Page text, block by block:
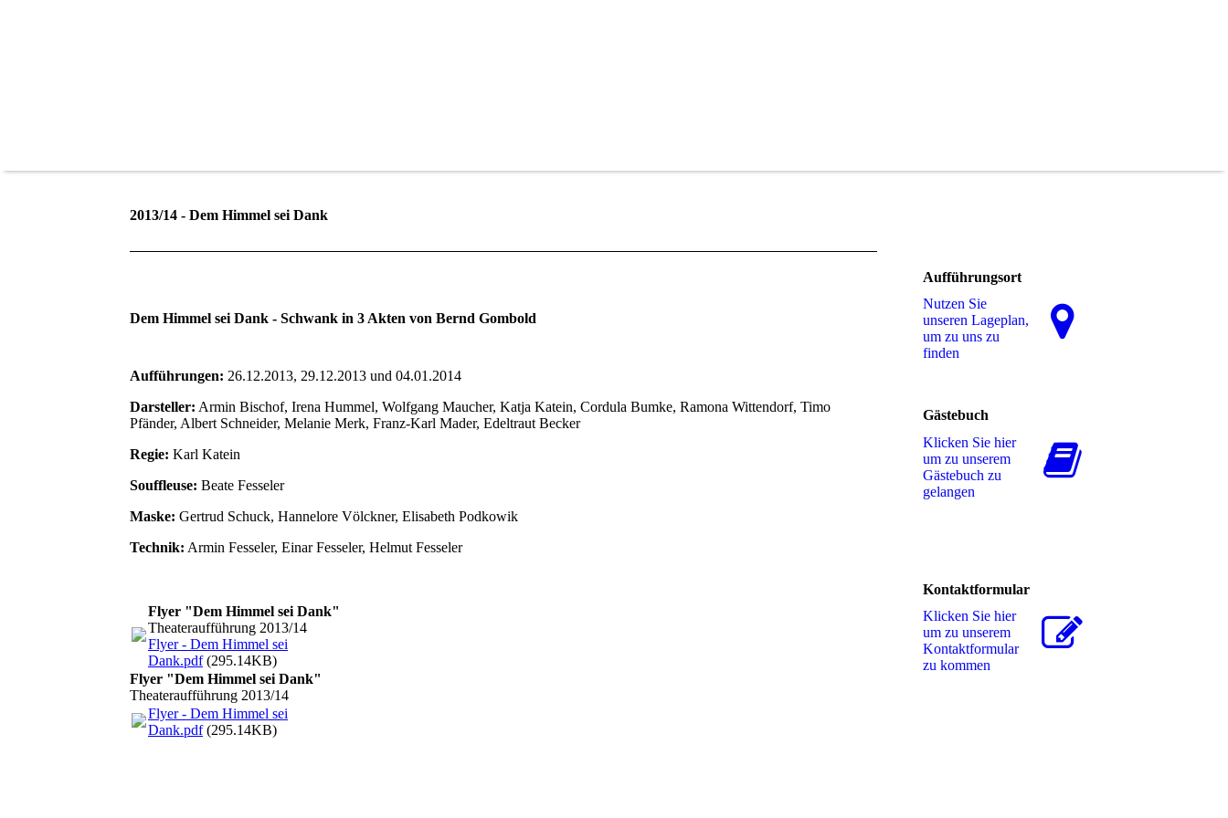
2013/14 - Dem Himmel sei Dank
Dem Himmel sei Dank - Schwank in 3 Akten von Bernd Gombold
Aufführungen: 26.12.2013, 29.12.2013 und 04.01.2014
Darsteller: Armin Bischof, Irena Hummel, Wolfgang Maucher, Katja Katein, Cordula Bumke, Ramona Wittendorf, Timo
Pfänder, Albert Schneider, Melanie Merk, Franz-Karl Mader, Edeltraut Becker
Regie: Karl Katein
Souffleuse: Beate Fesseler
Maske: Gertrud Schuck, Hannelore Völckner, Elisabeth Podkowik
Technik: Armin Fesseler, Einar Fesseler, Helmut Fesseler
Flyer "Dem Himmel sei Dank"
Theateraufführung 2013/14
Flyer - Dem Himmel sei
Dank.pdf(295.14KB)
Flyer "Dem Himmel sei Dank"
Theateraufführung 2013/14
Flyer - Dem Himmel sei
Dank.pdf(295.14KB)
Aufführungsort
Nutzen Sie
unseren La­ge­plan,
um zu uns zu
finden
Gästebuch
Klicken Sie hier
um zu unserem
Gästebuch zu
gelangen
Kontaktformular
Klicken Sie hier
um zu unserem
Kon­takt­for­mu­lar
zu kommen